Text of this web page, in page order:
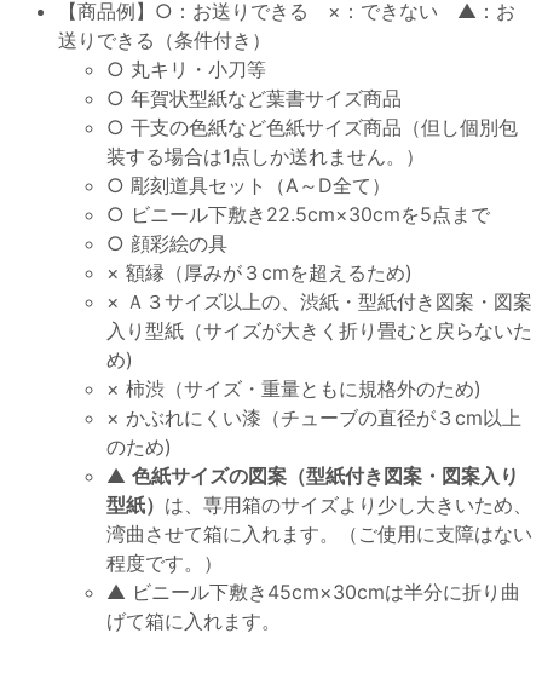
【商品例】○：お送りできる ×：できない ▲：お
送りできる（条件付き）
○ 丸キリ・小刀等
○ 年賀状型紙など葉書サイズ商品
○ 干支の色紙など色紙サイズ商品（但し個別包
装する場合は1点しか送れません。）
○ 彫刻道具セット（A～D全て）
○ ビニール下敷き22.5cm×30cmを5点まで
○ 顔彩絵の具
× 額縁（厚みが３cmを超えるため)
× Ａ３サイズ以上の、渋紙・型紙付き図案・図案
入り型紙（サイズが大きく折り畳むと戻らないた
め)
× 柿渋（サイズ・重量ともに規格外のため)
× かぶれにくい漆（チューブの直径が３cm以上
のため)
▲ 色紙サイズの図案（型紙付き図案・図案入り
型紙） は、専用箱のサイズより少し大きいため、
湾曲させて箱に入れます。（ご使用に支障はない
程度です。）
▲ ビニール下敷き45cm×30cmは半分に折り曲
げて箱に入れます。